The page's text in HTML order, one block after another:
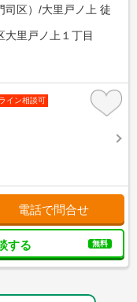
司区）/大里戸ノ上 徒
大里戸ノ上１丁目
イン相談可
電話で問合せ
する 無料